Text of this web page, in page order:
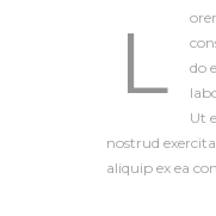
L
do
Ut
nostrud
aliquip ex ea